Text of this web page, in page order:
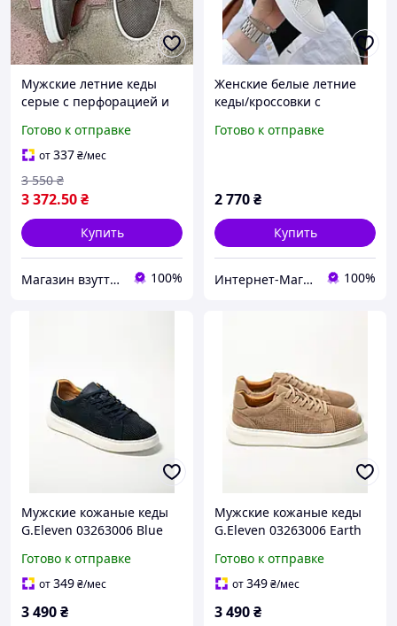
Мужские летние кеды
серые с перфорацией и
Готово к отправке
от337₴/мес
3 372.50₴
3 550 ₴
Купить
Магазин взуття Brogue.com.ua 100%
Женские белые летние
кеды/кроссовки с
натуральная кожа
Готово к отправке
2 770₴
Купить
Интернет-Магазин СкороХод 100%
Мужские кожаные кеды
G.Eleven 03263006 Blue
перфорацией
Готово к отправке
от349₴/мес
3 490₴
Мужские кожаные кеды
G.Eleven 03263006 Earth
замшевые с
перфорацией
Готово к отправке
от349₴/мес
3 490₴